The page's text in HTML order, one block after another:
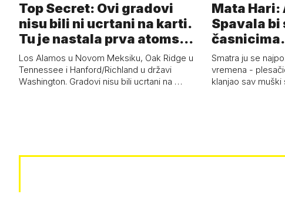
Top Secret: Ovi gradovi
nisu bili ni ucrtani na karti.
Tu je nastala prva atoms…
Los Alamos u Novom Meksiku, Oak Ridge u
Tennessee i Hanford/Richland u državi
Washington. Gradovi nisu bili ucrtani na …
Mata Hari:
Spavala bi
Smatra ju se
vremena -
klanjao sav